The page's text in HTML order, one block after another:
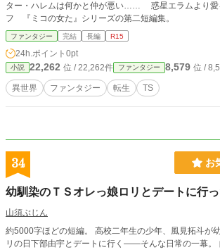
ター・ハレムは何かと仲が悪い…… 惑星エラムより愛を込めて スピンオ
フ 『ミコの女た』シリーズの第二短編集。
ファンタジー 完結 長編 R15
24h.ポイント 0pt
小説 22,262 位 / 22,262件 ファンタジー 8,579 位 /
異世界 ファンタジー 転生 TS
34 お
幼馴染のＴＳオレっ娘ロリとデートに行
山須ぶじん
約5000字ほどの短編。 高校二年生の少年、風見拓斗が
リの日下部由宇とデートに行く――そんな日常の一幕。